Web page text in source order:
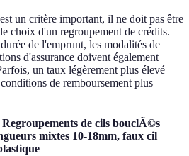
un critère important, il ne doit pas être
choix d'un regroupement de crédits.
de l'emprunt, les modalités de
d'assurance doivent également
un taux légèrement plus élevé
de remboursement plus
Regroupements de cils bouclÃ©s
mixtes 10-18mm, faux cil